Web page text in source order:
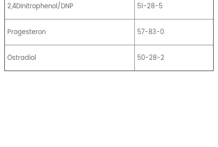
2,4Dinitrophenol/DNP 51-28-5
Progesteron 57-83-0
Östradiol 50-28-2